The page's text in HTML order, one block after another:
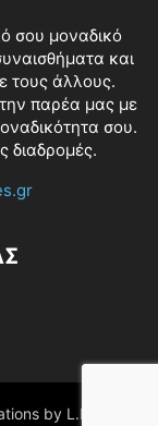
σου μοναδικό
και
τους άλλους.
παρέα μας με
σου.
διαδρομές.
by L.K